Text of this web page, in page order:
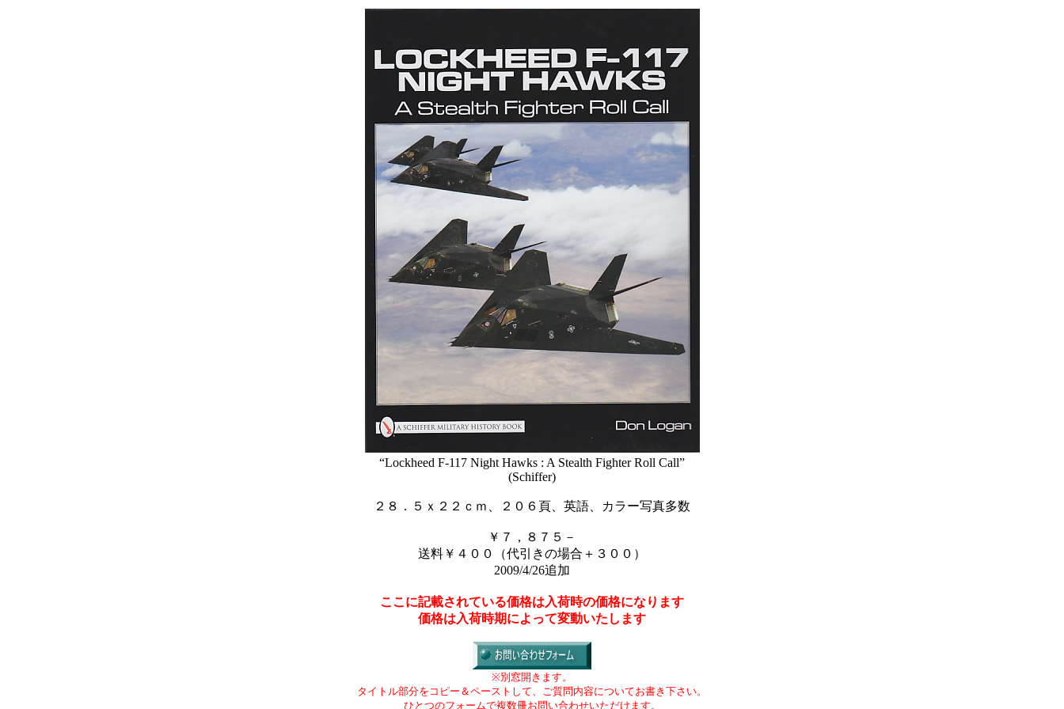
“Lockheed F-117 Night Hawks : A Stealth Fighter Roll Call”
(Schiffer)
２８．５ｘ２２ｃｍ、２０６頁、英語、カラー写真多数
￥７，８７５－
送料￥４００（代引きの場合＋３００）
2009/4/26追加
ここに記載されている価格は入荷時の価格になります
価格は入荷時期によって変動いたします
※別窓開きます。
タイトル部分をコピー＆ペーストして、ご質問内容についてお書き下さい。
ひとつのフォームで複数冊お問い合わせいただけます。